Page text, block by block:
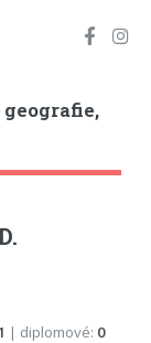
| diplomové: 0